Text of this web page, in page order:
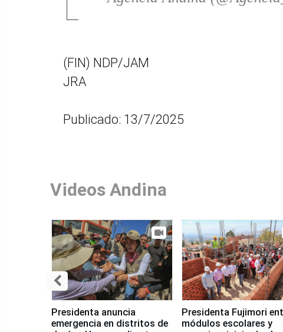
(FIN) NDP/JAM
JRA
Publicado: 13/7/2025
Videos Andina
Presidenta anuncia
emergencia en distritos de
Presidenta Fujimori
módulos escolares y